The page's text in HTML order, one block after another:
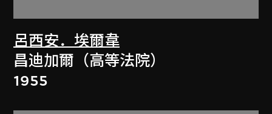
呂西安．埃爾韋
昌迪加爾（高等法院）
1955